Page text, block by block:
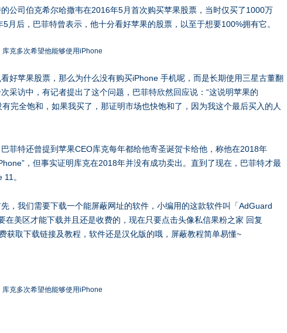
公司伯克希尔哈撒韦在2016年5月首次购买苹果股票，当时仅买了1000万
5月后，巴菲特曾表示，他十分看好苹果的股票，以至于想要100%拥有它。
好苹果股票，那么为什么没有购买iPhone 手机呢，而是长期使用三星古董翻
采访中，有记者提出了这个问题，巴菲特欣然回应说：“这说明苹果的
完全饱和，如果我买了，那证明市场也快饱和了，因为我这个最后买入的人
菲特还曾提到苹果CEO库克每年都给他寄圣诞贺卡给他，称他在2018年
，但事实证明库克在2018年并没有成功卖出。直到了现在，巴菲特才最
。
，我们需要下载一个能屏蔽网址的软件，小编用的这款软件叫「AdGuard
在美区才能下载并且还是收费的，现在只要点击头像私信果粉之家 回复
获取下载链接及教程，软件还是汉化版的哦，屏蔽教程简单易懂~